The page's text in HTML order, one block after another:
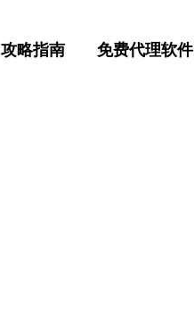
攻略指南 免费代理软件